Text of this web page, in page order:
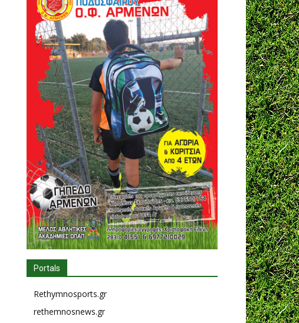
Portals
Rethymnosports.gr
rethemnosnews.gr